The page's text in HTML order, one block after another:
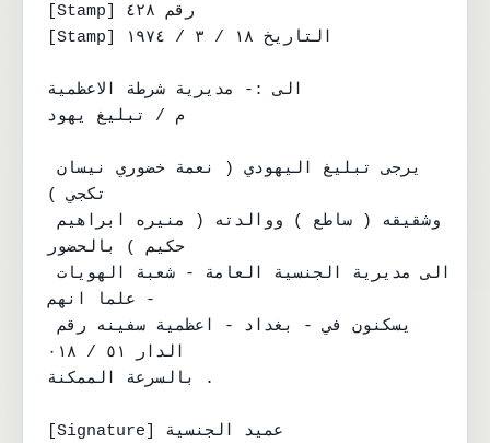
[Stamp] رقم ٤٢٨
[Stamp] التاريخ ١٨ / ٣ / ١٩٧٤
الى :- مديرية شرطة الاعظمية
م / تبليغ يهود
يرجى تبليغ اليهودي ( نعمة خضوري نيسان
تكجي )
وشقيقه ( ساطع ) ووالدته ( منيره ابراهيم
حكيم ) بالحضور
الى مديرية الجنسية العامة - شعبة الهويات
- علما انهم
يسكنون في - بغداد - اعظمية سفينه رقم
الدار ٥١ / ٠١٨
بالسرعة الممكنة .
[Signature] عميد الجنسية